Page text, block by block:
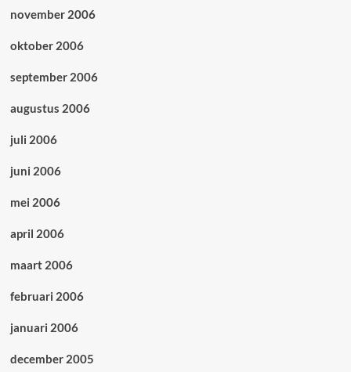
november 2006
oktober 2006
september 2006
augustus 2006
juli 2006
juni 2006
mei 2006
april 2006
maart 2006
februari 2006
januari 2006
december 2005